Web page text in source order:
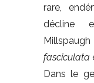
rare,
décline
fasciculata
Dans le